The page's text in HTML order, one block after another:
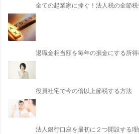
全ての起業家に捧ぐ！法人税の全節
退職金相当額を毎年の損金にする所
役員社宅で今の倍以上節税する方法
法人銀行口座を最初に２つ開設する